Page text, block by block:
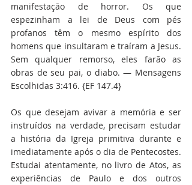
manifestação de horror. Os que
espezinham a lei de Deus com pés
profanos têm o mesmo espírito dos
homens que insultaram e traíram a Jesus.
Sem qualquer remorso, eles farão as
obras de seu pai, o diabo. — Mensagens
Escolhidas 3:416. {EF 147.4}
Os que desejam avivar a memória e ser
instruídos na verdade, precisam estudar
a história da Igreja primitiva durante e
imediatamente após o dia de Pentecostes.
Estudai atentamente, no livro de Atos, as
experiências de Paulo e dos outros